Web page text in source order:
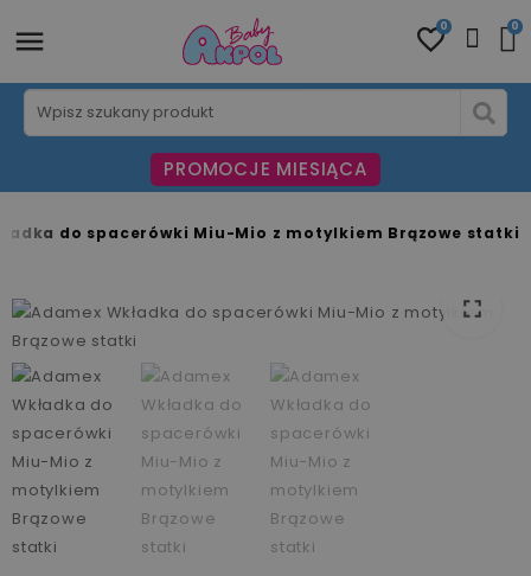
0 0
PROMOCJE MIESIĄCA
do spacerówki Miu-Mio z motylkiem Brązowe statki
fullscreen
fullscreen